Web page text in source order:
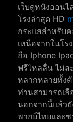
เว็บดูหนังออน
โรงล่าสุด HD
กระแสสำหรับ
เหนือจากในโ
ถือ Iphone
ฟรีไหลลื่น ไม่ส
หลากหลายทั้งตั
ท่านสามารถเ
นอกจากนี้แล้ว
พากย์ไทยและ